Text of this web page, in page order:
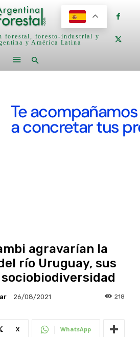
forestal, foresto-industrial y
y América Latina
agravarían la
río Uruguay, sus
sociobiodiversidad
26/08/2021 218
X WhatsApp